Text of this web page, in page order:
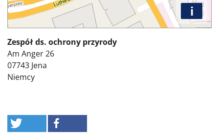
i
Zespół ds. ochrony przyrody
Am Anger 26
07743 Jena
Niemcy